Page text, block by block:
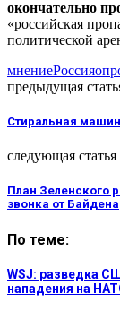
окончательно
«российская
политической
мнениеРоссия
предыдущая
Стиральная
следующая статья
План Зеленского
звонка от Байдена
По теме:
WSJ: разведка
нападения на